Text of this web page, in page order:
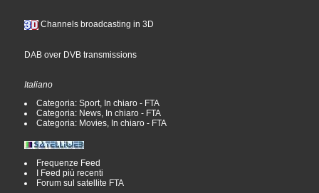
Channels broadcasting in 3D
DAB over DVB transmissions
Italiano
Categoria: Sport, In chiaro - FTA
Categoria: News, In chiaro - FTA
Categoria: Movies, In chiaro - FTA
Frequenze Feed
I Feed più recenti
Forum sul satellite FTA